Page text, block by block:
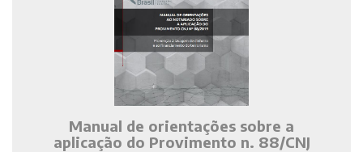
Manual de orientações sobre a
aplicação do Provimento n. 88/CNJ